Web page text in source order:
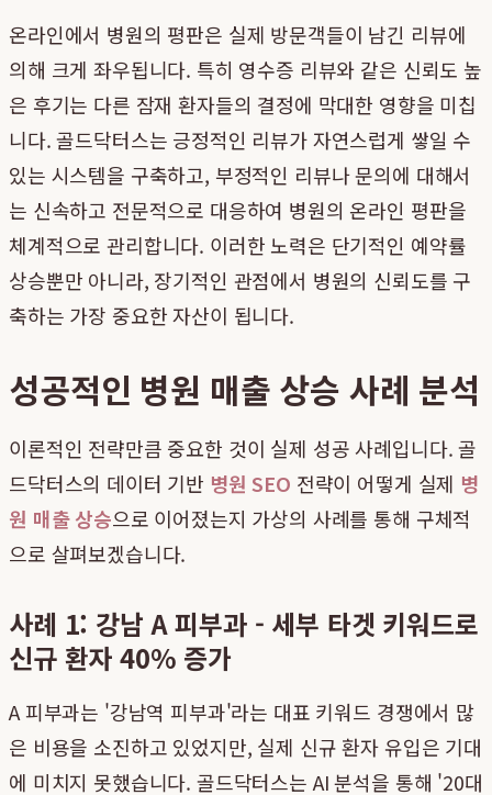
온라인에서 병원의 평판은 실제 방문객들이 남긴 리뷰에
의해 크게 좌우됩니다. 특히 영수증 리뷰와 같은 신뢰도 높
은 후기는 다른 잠재 환자들의 결정에 막대한 영향을 미칩
니다. 골드닥터스는 긍정적인 리뷰가 자연스럽게 쌓일 수
있는 시스템을 구축하고, 부정적인 리뷰나 문의에 대해서
는 신속하고 전문적으로 대응하여 병원의 온라인 평판을
체계적으로 관리합니다. 이러한 노력은 단기적인 예약률
상승뿐만 아니라, 장기적인 관점에서 병원의 신뢰도를 구
축하는 가장 중요한 자산이 됩니다.
성공적인 병원 매출 상승 사례 분석
이론적인 전략만큼 중요한 것이 실제 성공 사례입니다. 골
드닥터스의 데이터 기반 병원 SEO 전략이 어떻게 실제 병
원 매출 상승으로 이어졌는지 가상의 사례를 통해 구체적
으로 살펴보겠습니다.
사례 1: 강남 A 피부과 - 세부 타겟 키워드로
신규 환자 40% 증가
A 피부과는 '강남역 피부과'라는 대표 키워드 경쟁에서 많
은 비용을 소진하고 있었지만, 실제 신규 환자 유입은 기대
에 미치지 못했습니다. 골드닥터스는 AI 분석을 통해 '20대